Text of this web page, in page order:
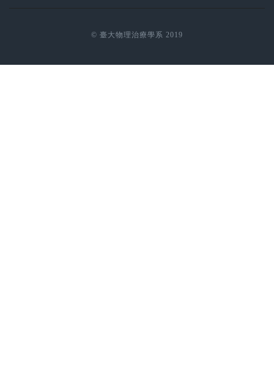
© 臺大物理治療學系 2019